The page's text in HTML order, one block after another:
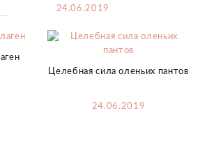
24.06.2019
Целебная сила оленьих пантов
24.06.2019